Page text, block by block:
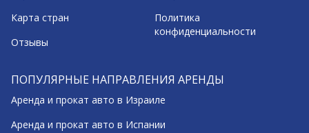
Карта стран
Отзывы
Политика
конфиденциальности
ПОПУЛЯРНЫЕ НАПРАВЛЕНИЯ АРЕНДЫ
Аренда и прокат авто в Израиле
Аренда и прокат авто в Испании